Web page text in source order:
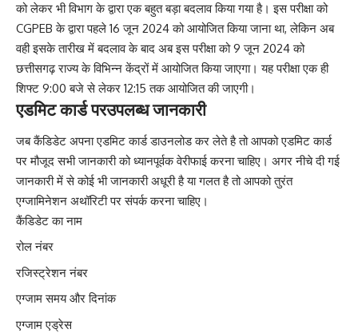
को लेकर भी विभाग के द्वारा एक बहुत बड़ा बदलाव किया गया है। इस परीक्षा को
CGPEB के द्वारा पहले 16 जून 2024 को आयोजित किया जाना था, लेकिन अब
वही इसके तारीख में बदलाव के बाद अब इस परीक्षा को 9 जून 2024 को
छत्तीसगढ़ राज्य के विभिन्न केंद्रों में आयोजित किया जाएगा। यह परीक्षा एक ही
शिफ्ट 9:00 बजे से लेकर 12:15 तक आयोजित की जाएगी।
एडमिट कार्ड परउपलब्ध जानकारी
जब कैंडिडेट अपना एडमिट कार्ड डाउनलोड कर लेते है तो आपको एडमिट कार्ड
पर मौजूद सभी जानकारी को ध्यानपूर्वक वेरीफाई करना चाहिए। अगर नीचे दी गई
जानकारी में से कोई भी जानकारी अधूरी है या गलत है तो आपको तुरंत
एग्जामिनेशन अथॉरिटी पर संपर्क करना चाहिए।
कैंडिडेट का नाम
रोल नंबर
रजिस्ट्रेशन नंबर
एग्जाम समय और दिनांक
एग्जाम एड्रेस